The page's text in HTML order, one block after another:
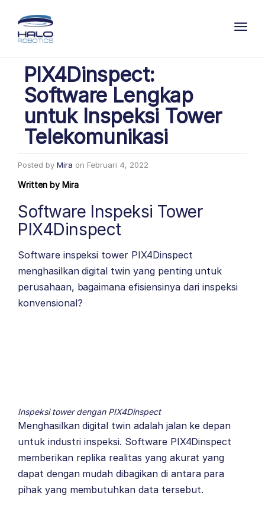
PIX4Dinspect:
Software Lengkap
untuk Inspeksi Tower
Telekomunikasi
Posted by Mira on Februari 4, 2022
Written by Mira
Software Inspeksi Tower
PIX4Dinspect
Software inspeksi tower PIX4Dinspect
menghasilkan digital twin yang penting untuk
perusahaan, bagaimana efisiensinya dari inspeksi
konvensional?
Inspeksi tower dengan PIX4Dinspect
Menghasilkan digital twin adalah jalan ke depan
untuk industri inspeksi. Software PIX4Dinspect
memberikan replika realitas yang akurat yang
dapat dengan mudah dibagikan di antara para
pihak yang membutuhkan data tersebut.